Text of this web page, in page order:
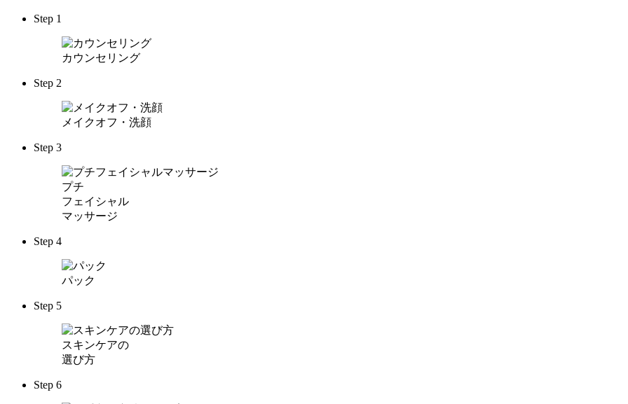
Step 1
カウンセリング
Step 2
メイクオフ・洗顔
Step 3
プチ
フェイシャル
マッサージ
Step 4
パック
Step 5
スキンケアの
選び方
Step 6